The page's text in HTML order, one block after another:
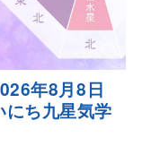
年8月8日
にち九星気学